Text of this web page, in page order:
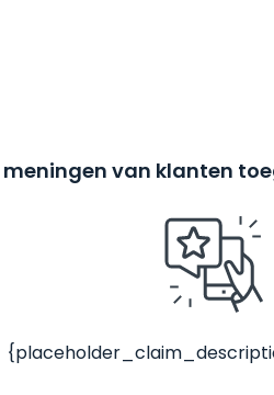
meningen van klanten